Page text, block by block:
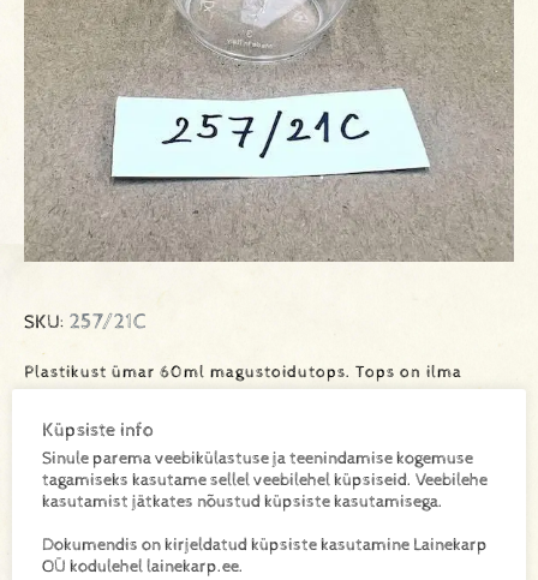
SKU: 257/21C
Plastikust ümar 60ml magustoidutops. Tops on ilma
Lisa toode päringukorvi
Lisainfo
Küpsiste info
Sinule parema veebikülastuse ja teenindamise kogemuse
tagamiseks kasutame sellel veebilehel küpsiseid. Veebilehe
kasutamist jätkates nõustud küpsiste kasutamisega.
Dokumendis on kirjeldatud küpsiste kasutamine Lainekarp
OÜ kodulehel lainekarp.ee.